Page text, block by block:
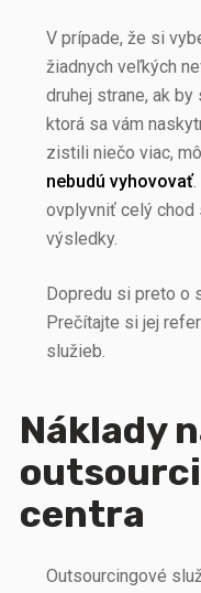
V prípade, že si
žiadnych veľkých
druhej strane, ak
ktorá sa vám
zistili niečo viac,
nebudú vyhovovať
ovplyvniť celý chod
výsledky.
Dopredu si preto o
Prečítajte si jej
služieb.
Náklady
centra
Outsourcingové